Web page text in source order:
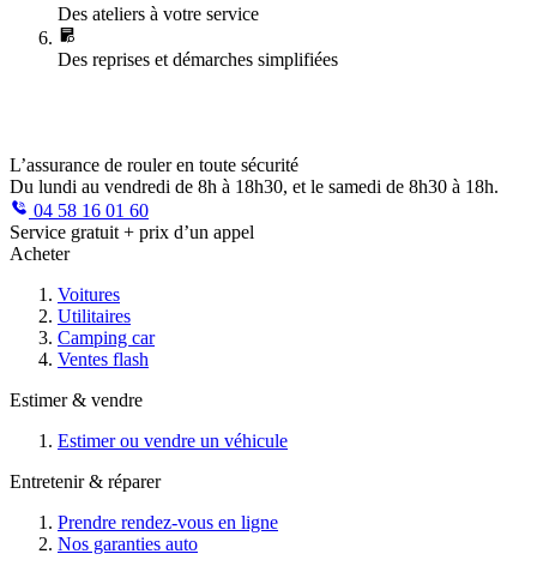
Des ateliers à votre service
Des reprises et démarches simplifiées
L’assurance de rouler en toute sécurité
Du lundi au vendredi de 8h à 18h30, et le samedi de 8h30 à 18h.
04 58 16 01 60
Service gratuit + prix d’un appel
Acheter
Voitures
Utilitaires
Camping car
Ventes flash
Estimer & vendre
Estimer ou vendre un véhicule
Entretenir & réparer
Prendre rendez-vous en ligne
Nos garanties auto